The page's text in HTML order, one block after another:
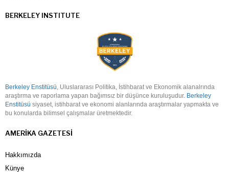
BERKELEY INSTITUTE
Berkeley Enstitüsü, Uluslararası Politika, İstihbarat ve Ekonomik alanalrında
araştırma ve raporlama yapan bağımsız bir düşünce kuruluşudur. Berkeley
Enstitüsü siyaset, istihbarat ve ekonomi alanlarında araştırmalar yapmakta ve
bu konularda bilimsel çalışmalar üretmektedir.
AMERIKA GAZETESI
Hakkımızda
Künye